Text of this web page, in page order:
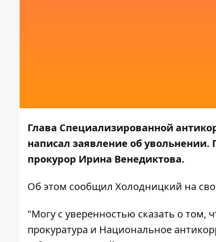
Глава Специализированной
написал заявление об
прокурор Ирина Венедиктова.
Об этом сообщил Холодницкий на
"Могу с уверенностью сказать о том,
прокуратура и Национальное